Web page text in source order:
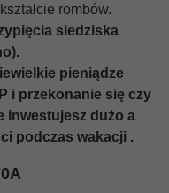
rombów.
siedziska
pieniądze
i przekonanie się czy
inwestujesz dużo a
podczas wakacji .